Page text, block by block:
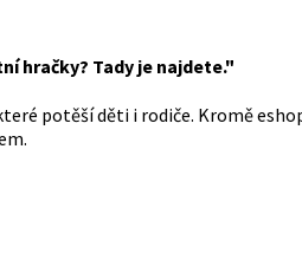
hračky? Tady je najdete."
potěší děti i rodiče. Kromě